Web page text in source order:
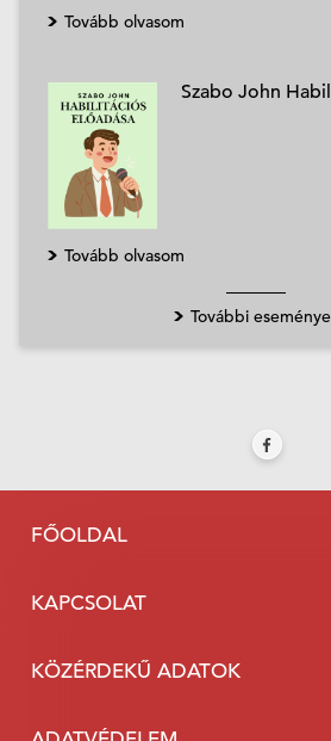
Tovább olvasom
Szabo John
Tovább olvasom
További
FŐOLDAL
KAPCSOLAT
KÖZÉRDEKŰ ADATOK